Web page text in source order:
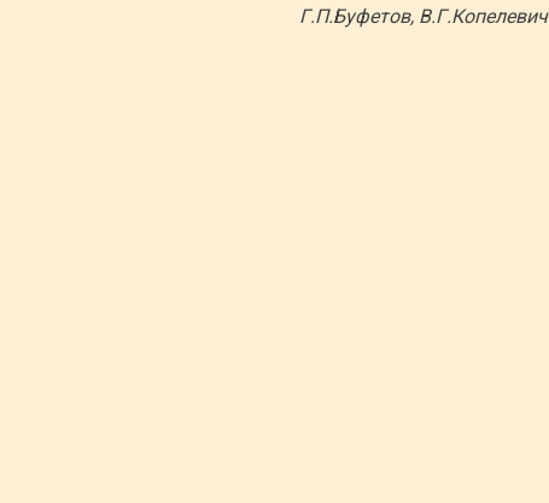
Г.П.Буфетов, В.Г.Копелевич